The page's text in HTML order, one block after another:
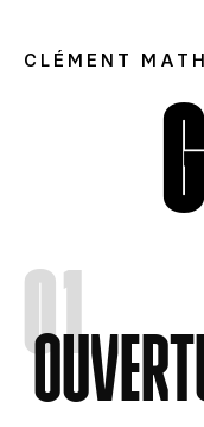
CLÉMENT
01